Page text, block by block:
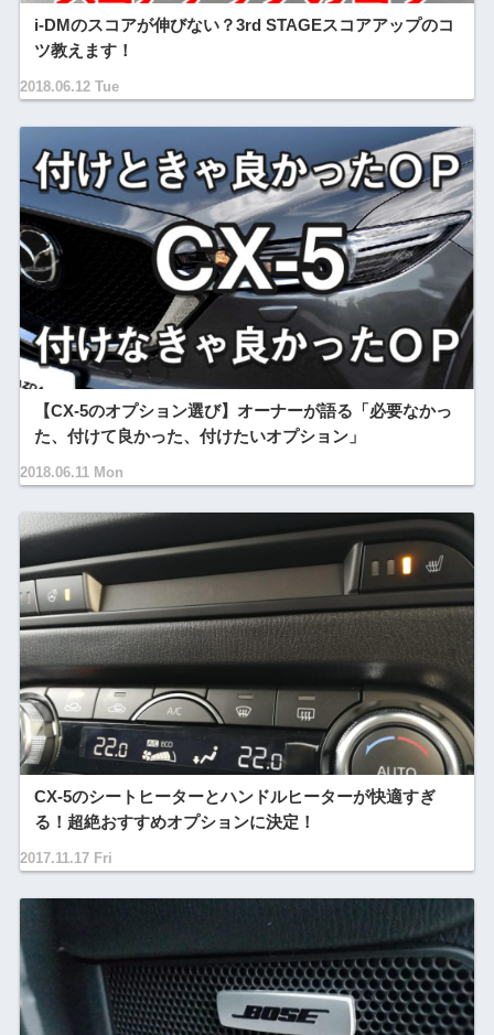
2018.06.12 Tue
i-DMのスコアが伸びない？3rd STAGEスコアアップのコ
ツ教えます！
2018.06.11 Mon
【CX-5のオプション選び】オーナーが語る「必要なかっ
た、付けて良かった、付けたいオプション」
2017.11.17 Fri
CX-5のシートヒーターとハンドルヒーターが快適すぎ
る！超絶おすすめオプションに決定！